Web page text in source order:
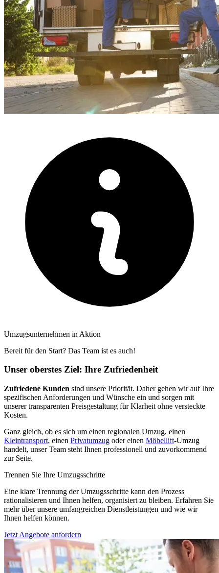
Umzugsunternehmen in Aktion
Bereit für den Start? Das Team ist es auch!
Unser oberstes Ziel: Ihre Zufriedenheit
Zufriedene Kunden sind unsere Priorität. Daher gehen wir auf Ihre
spezifischen Anforderungen und Wünsche ein und sorgen mit
unserer transparenten Preisgestaltung für Klarheit ohne versteckte
Kosten.
Ganz gleich, ob es sich um einen regionalen Umzug, einen
Kleintransport, einen Privatumzug oder einen Möbellift-Umzug
handelt, unser Team steht Ihnen professionell und zuvorkommend
zur Seite.
Trennen Sie Ihre Umzugsschritte
Eine klare Trennung der Umzugsschritte kann den Prozess
rationalisieren und Ihnen helfen, organisiert zu bleiben. Erfahren Sie
mehr über unsere umfangreichen Dienstleistungen und wie wir
Ihnen helfen können.
Jetzt Angebote anfordern